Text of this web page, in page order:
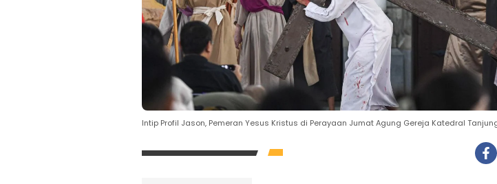
Intip Profil Jason, Pemeran Yesus Kristus di Perayaan Jumat Agung Gereja Katedral